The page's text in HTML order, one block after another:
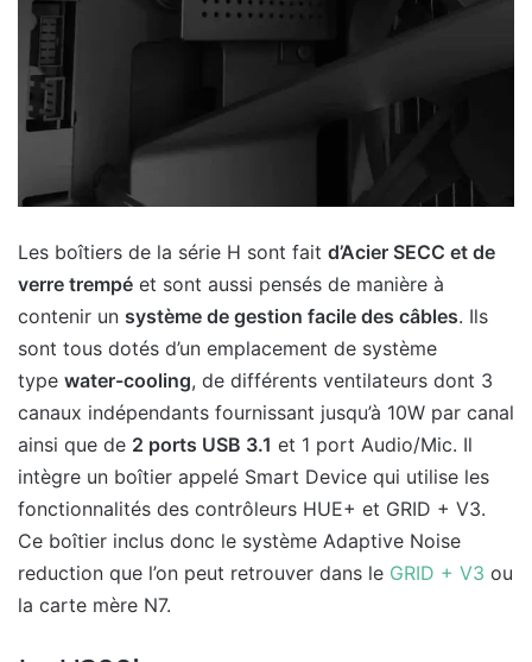
Les boîtiers de la série H sont fait d’Acier SECC et de
verre trempé et sont aussi pensés de manière à
contenir un système de gestion facile des câbles. Ils
sont tous dotés d’un emplacement de système
type water-cooling, de différents ventilateurs dont 3
canaux indépendants fournissant jusqu’à 10W par canal
ainsi que de 2 ports USB 3.1 et 1 port Audio/Mic. Il
intègre un boîtier appelé Smart Device qui utilise les
fonctionnalités des contrôleurs HUE+ et GRID + V3.
Ce boîtier inclus donc le système Adaptive Noise
reduction que l’on peut retrouver dans le GRID + V3 ou
la carte mère N7.